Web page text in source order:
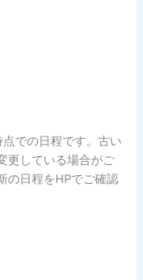
での日程です。古い
更している場合がご
の日程をHPでご確認